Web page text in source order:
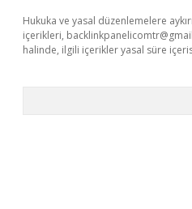
Hukuka ve yasal düzenlemelere
içerikleri,
halinde, ilgili içerikler yasal süre